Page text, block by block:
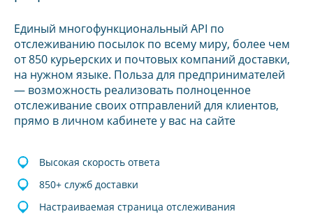
Единый многофункциональный API по
отслеживанию посылок по всему миру, более чем
от 850 курьерских и почтовых компаний доставки,
на нужном языке. Польза для предпринимателей
— возможность реализовать полноценное
отслеживание своих отправлений для клиентов,
прямо в личном кабинете у вас на сайте
Высокая скорость ответа
850+ служб доставки
Настраиваемая страница отслеживания